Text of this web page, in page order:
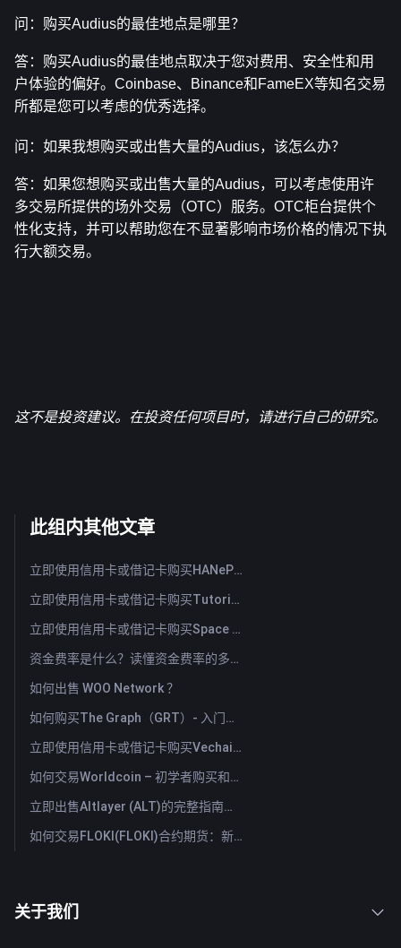
问：购买Audius的最佳地点是哪里？
答：购买Audius的最佳地点取决于您对费用、安全性和用
户体验的偏好。Coinbase、Binance和FameEX等知名交易
所都是您可以考虑的优秀选择。
问：如果我想购买或出售大量的Audius，该怎么办？
答：如果您想购买或出售大量的Audius，可以考虑使用许
多交易所提供的场外交易（OTC）服务。OTC柜台提供个
性化支持，并可以帮助您在不显著影响市场价格的情况下执
行大额交易。
这不是投资建议。在投资任何项目时，请进行自己的研究。
此组内其他文章
立即使用信用卡或借记卡购买HANePlatform (HANEP)
立即使用信用卡或借记卡购买Tutorial (TUT)
立即使用信用卡或借记卡购买Space ID (ID)
资金费率是什么？读懂资金费率的多空信号与常见误用
如何出售 WOO Network ？
如何购买The Graph（GRT）- 入门指南
立即使用信用卡或借记卡购买Vechain (VET)
如何交易Worldcoin – 初学者购买和出售WLD的指南与技巧
立即出售Altlayer (ALT)的完整指南：快速出售Altlayer的方法
如何交易FLOKI(FLOKI)合约期货：新手全面指南
关于我们